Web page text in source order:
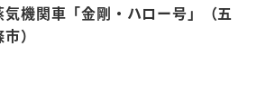
気機関車「金剛・ハロー号」（五
）